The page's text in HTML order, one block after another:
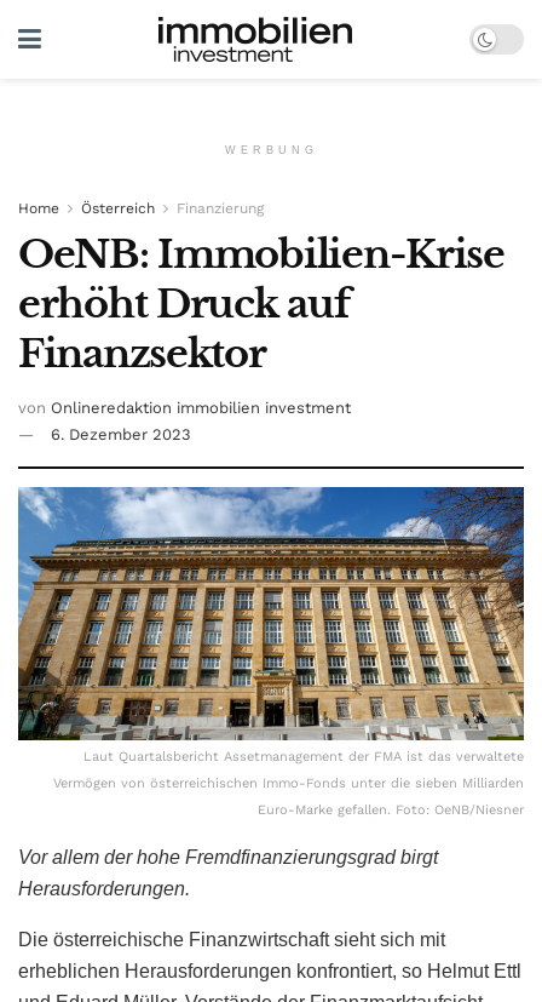
WERBUNG
Home Österreich Finanzierung
OeNB: Immobilien-Krise
erhöht Druck auf
Finanzsektor
von Onlineredaktion immobilien investment
6. Dezember 2023
Laut Quartalsbericht Assetmanagement der FMA ist das verwaltete
Vermögen von österreichischen Immo-Fonds unter die sieben Milliarden
Euro-Marke gefallen. Foto: OeNB/Niesner
Vor allem der hohe Fremdfinanzierungsgrad birgt
Herausforderungen.
Die österreichische Finanzwirtschaft sieht sich mit
erheblichen Herausforderungen konfrontiert, so Helmut Ettl